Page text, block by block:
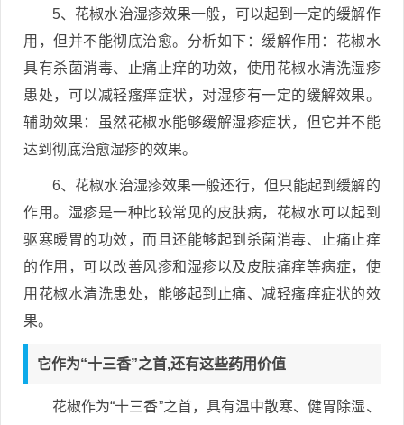
5、花椒水治湿疹效果一般，可以起到一定的缓解作
用，但并不能彻底治愈。分析如下：缓解作用：花椒水
具有杀菌消毒、止痛止痒的功效，使用花椒水清洗湿疹
患处，可以减轻瘙痒症状，对湿疹有一定的缓解效果。
辅助效果：虽然花椒水能够缓解湿疹症状，但它并不能
达到彻底治愈湿疹的效果。
6、花椒水治湿疹效果一般还行，但只能起到缓解的
作用。湿疹是一种比较常见的皮肤病，花椒水可以起到
驱寒暖胃的功效，而且还能够起到杀菌消毒、止痛止痒
的作用，可以改善风疹和湿疹以及皮肤痛痒等病症，使
用花椒水清洗患处，能够起到止痛、减轻瘙痒症状的效
果。
它作为“十三香”之首,还有这些药用价值
花椒作为“十三香”之首，具有温中散寒、健胃除湿、